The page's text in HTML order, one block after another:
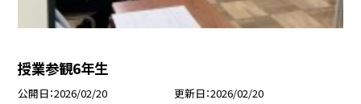
授業参観6年生
公開日 2026/02/20 更新日 2026/02/20